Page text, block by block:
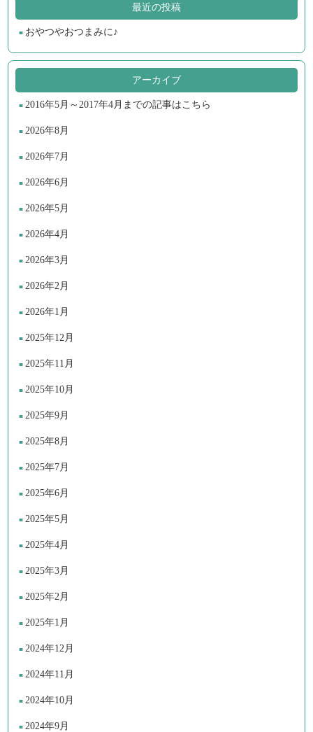
最近の投稿
おやつやおつまみに♪
アーカイブ
2016年5月～2017年4月までの記事はこちら
2026年8月
2026年7月
2026年6月
2026年5月
2026年4月
2026年3月
2026年2月
2026年1月
2025年12月
2025年11月
2025年10月
2025年9月
2025年8月
2025年7月
2025年6月
2025年5月
2025年4月
2025年3月
2025年2月
2025年1月
2024年12月
2024年11月
2024年10月
2024年9月